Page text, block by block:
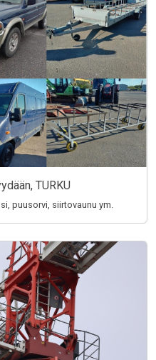
TURKU
puusorvi, siirtovaunu ym.